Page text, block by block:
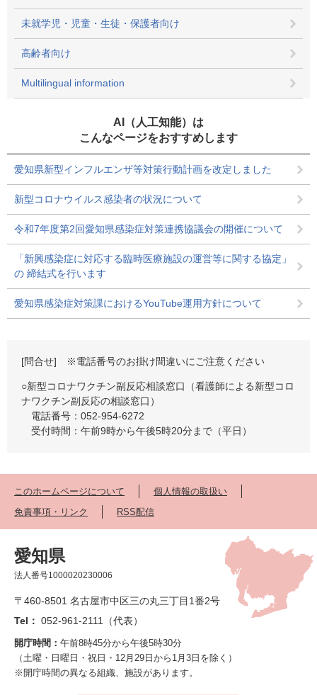
未就学児・児童・生徒・保護者向け
高齢者向け
Multilingual information
AI（人工知能）は
こんなページをおすすめします
愛知県新型インフルエンザ等対策行動計画を改定しました
新型コロナウイルス感染者の状況について
令和7年度第2回愛知県感染症対策連携協議会の開催について
「新興感染症に対応する臨時医療施設の運営等に関する協定」
の 締結式を行います
愛知県感染症対策課におけるYouTube運用方針について
[問合せ] ※電話番号のお掛け間違いにご注意ください
○新型コロナワクチン副反応相談窓口（看護師による新型コロ
ナワクチン副反応の相談窓口）
電話番号：052-954-6272
受付時間：午前9時から午後5時20分まで（平日）
このホームページについて
個人情報の取扱い
免責事項・リンク
RSS配信
愛知県
法人番号1000020230006
〒460-8501 名古屋市中区三の丸三丁目1番2号
Tel： 052-961-2111（代表）
開庁時間： 午前8時45分から午後5時30分
（土曜・日曜日・祝日・12月29日から1月3日を除く）
※開庁時間の異なる組織、施設があります。